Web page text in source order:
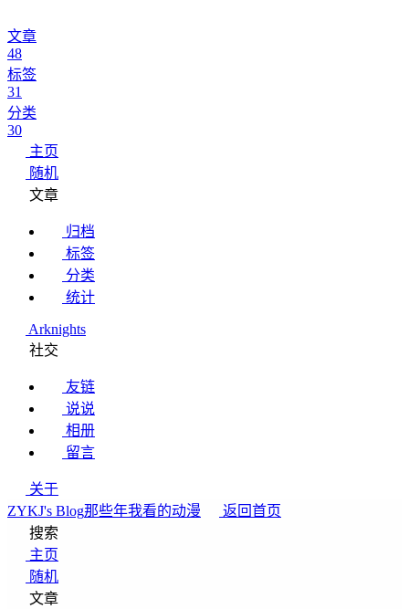
文章
48
标签
31
分类
30
主页
随机
文章
归档
标签
分类
统计
Arknights
社交
友链
说说
相册
留言
关于
ZYKJ's Blog那些年我看的动漫
返回首页
搜索
主页
随机
文章